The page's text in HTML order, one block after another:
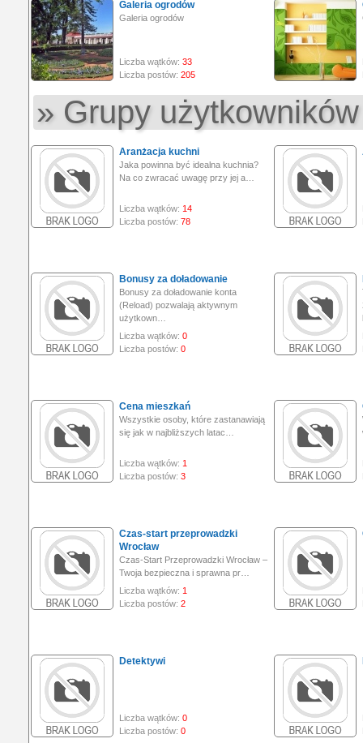
Galeria ogrodów
Galeria ogrodów
Liczba wątków: 33
Liczba postów: 205
» Grupy użytkowników
Aranżacja kuchni
Jaka powinna być idealna kuchnia?
Na co zwracać uwagę przy jej a…
Liczba wątków: 14
Liczba postów: 78
Bonusy za doładowanie
Bonusy za doładowanie konta
(Reload) pozwalają aktywnym
użytkown…
Liczba wątków: 0
Liczba postów: 0
Cena mieszkań
Wszystkie osoby, które zastanawiają
się jak w najbliższych latac…
Liczba wątków: 1
Liczba postów: 3
Czas-start przeprowadzki
Wrocław
Czas-Start Przeprowadzki Wrocław –
Twoja bezpieczna i sprawna pr…
Liczba wątków: 1
Liczba postów: 2
Detektywi
Liczba wątków: 0
Liczba postów: 0